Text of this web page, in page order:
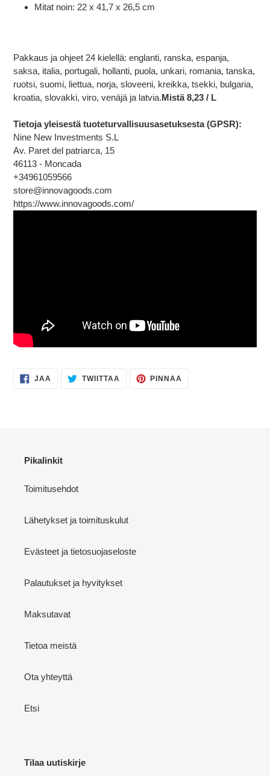
Mitat noin: 22 x 41,7 x 26,5 cm
Pakkaus ja ohjeet 24 kielellä: englanti, ranska, espanja,
saksa, italia, portugali, hollanti, puola, unkari, romania, tanska,
ruotsi, suomi, liettua, norja, sloveeni, kreikka, tsekki, bulgaria,
kroatia, slovakki, viro, venäjä ja latvia.Mistä 8,23 / L
Tietoja yleisestä tuoteturvallisuusasetuksesta (GPSR):
Nine New Investments S.L
Av. Paret del patriarca, 15
46113 - Moncada
+34961059566
store@innovagoods.com
https://www.innovagoods.com/
JAA
FACEBOOKISSA
TWIITTAA TWIITTAA
TWITTERISSÄ
PINNAA
Pikalinkit
Toimitusehdot
Lähetykset ja toimituskulut
Evästeet ja tietosuojaseloste
Palautukset ja hyvitykset
Maksutavat
Tietoa meistä
Ota yhteyttä
Etsi
Tilaa uutiskirje